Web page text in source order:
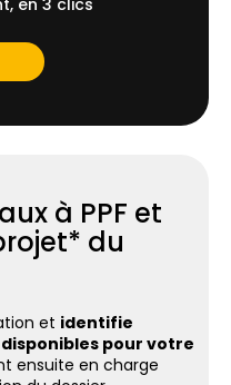
à PPF et
du
et identifie
pour votre
ensuite en charge